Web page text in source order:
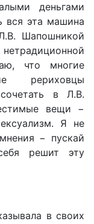
деньгами
вся эта машина
Шапошникой
что многие
рериховцы
в Л.В.
вещи −
Я не
− пускай
решит эту
в своих